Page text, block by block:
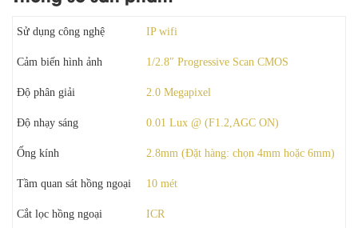
Sử dụng công nghệ IP wifi
Cảm biến hình ảnh 1/2.8″ Progressive Scan CMOS
Độ phân giải 2.0 Megapixel
Độ nhạy sáng 0.01 Lux @ (F1.2,AGC ON)
Ống kính 2.8mm (Đặt hàng: chọn 4mm hoặc 6mm)
Tầm quan sát hồng ngoại 10 mét
Cắt lọc hồng ngoại ICR